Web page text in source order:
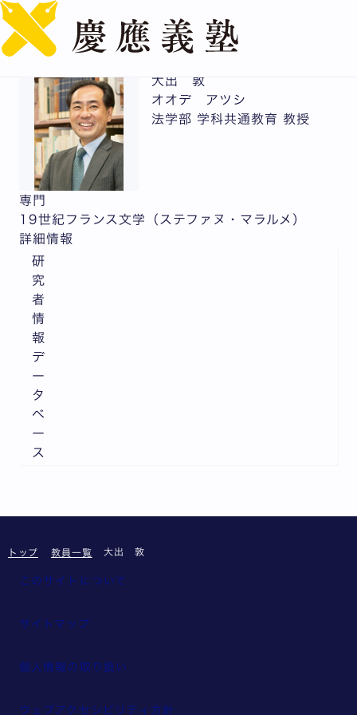
大出 敦
オオデ アツシ
法学部 学科共通教育 教授
専門
19世紀フランス文学（ステファヌ・マラルメ）
詳細情報
研
究
者
情
報
デ
ー
タ
ベ
ー
ス
トップ 教員一覧 大出 敦
このサイトについて
サイトマップ
個人情報の取り扱い
ウェブアクセシビリティ方針